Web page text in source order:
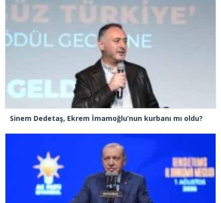
Sinem Dedetaş, Ekrem İmamoğlu’nun kurbanı mı oldu?